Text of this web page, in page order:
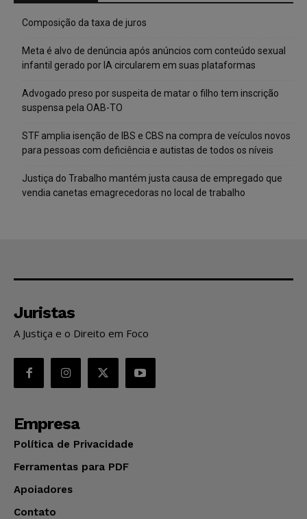
Composição da taxa de juros
Meta é alvo de denúncia após anúncios com conteúdo sexual
infantil gerado por IA circularem em suas plataformas
Advogado preso por suspeita de matar o filho tem inscrição
suspensa pela OAB-TO
STF amplia isenção de IBS e CBS na compra de veículos novos
para pessoas com deficiência e autistas de todos os níveis
Justiça do Trabalho mantém justa causa de empregado que
vendia canetas emagrecedoras no local de trabalho
Juristas
A Justiça e o Direito em Foco
Empresa
Política de Privacidade
Ferramentas para PDF
Apoiadores
Contato